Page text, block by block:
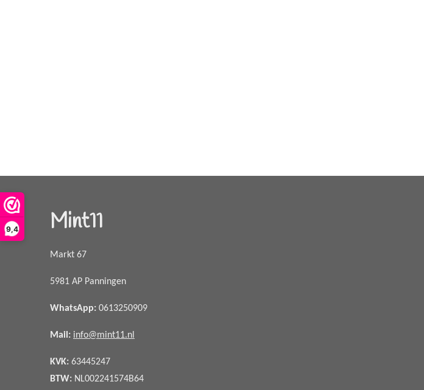
9,4 Mint11
Markt 67
5981 AP Panningen
WhatsApp: 0613250909
Mail: info@mint11.nl
KVK: 63445247
BTW: NL002241574B64